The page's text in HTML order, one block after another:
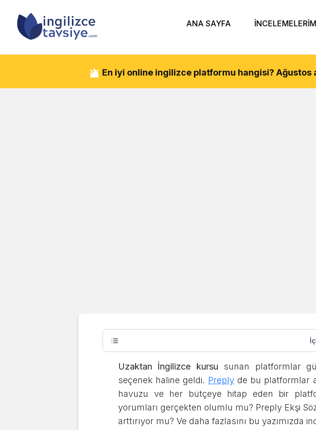
ANA SAYFA
En iyi online ingilizce platformu hangisi? Ağustos
Preply Ekşi Sözlük
Tarafından
Yorumlarını
Zehra Kara
Son güncelleme:02.12.2024
Uzaktan İngilizce kursu sunan platformlar
seçenek haline geldi. Preplyde bu platformlar
havuzu ve her bütçeye hitap eden bir
yorumları gerçekten olumlu mu? Preply Ekşi
arttırıyor mu? Ve daha fazlasını bu yazımızda